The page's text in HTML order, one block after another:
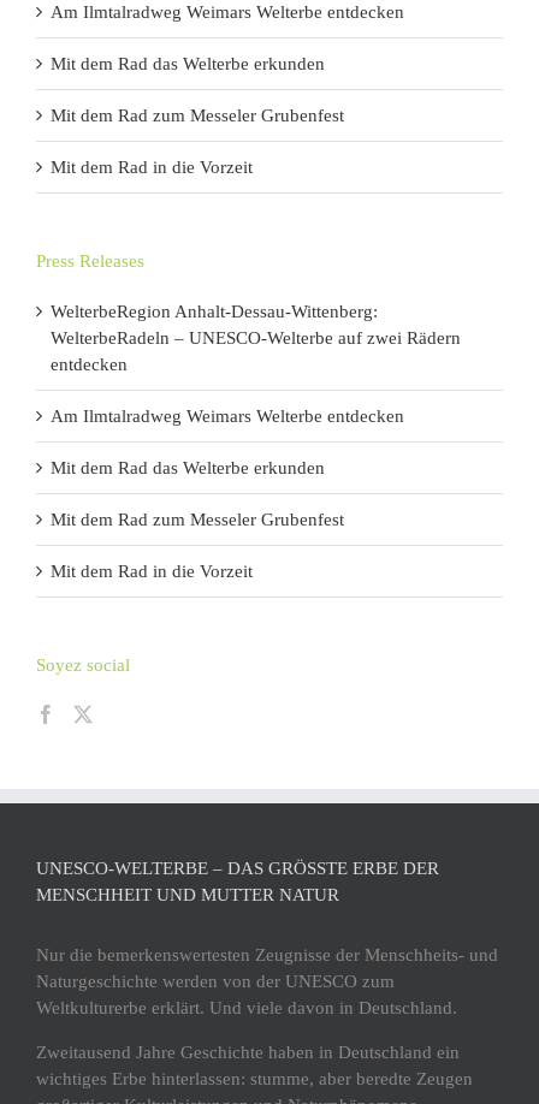
Am Ilmtalradweg Weimars Welterbe entdecken
Mit dem Rad das Welterbe erkunden
Mit dem Rad zum Messeler Grubenfest
Mit dem Rad in die Vorzeit
Press Releases
WelterbeRegion Anhalt-Dessau-Wittenberg:
WelterbeRadeln – UNESCO-Welterbe auf zwei Rädern
entdecken
Am Ilmtalradweg Weimars Welterbe entdecken
Mit dem Rad das Welterbe erkunden
Mit dem Rad zum Messeler Grubenfest
Mit dem Rad in die Vorzeit
Soyez social
UNESCO-WELTERBE – DAS GRÖSSTE ERBE DER M
ENSCHHEIT UND MUTTER NATUR
Nur die bemerkenswertesten Zeugnisse der Menschheits- und
Naturgeschichte werden von der UNESCO zum
Weltkulturerbe erklärt. Und viele davon in Deutschland.
Zweitausend Jahre Geschichte haben in Deutschland ein
wichtiges Erbe hinterlassen: stumme, aber beredte Zeugen